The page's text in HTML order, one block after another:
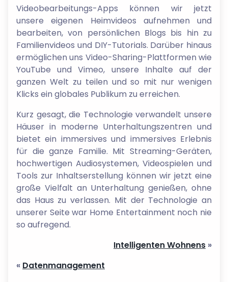
Videobearbeitungs-Apps können wir jetzt
unsere eigenen Heimvideos aufnehmen und
bearbeiten, von persönlichen Blogs bis hin zu
Familienvideos und DIY-Tutorials. Darüber hinaus
ermöglichen uns Video-Sharing-Plattformen wie
YouTube und Vimeo, unsere Inhalte auf der
ganzen Welt zu teilen und so mit nur wenigen
Klicks ein globales Publikum zu erreichen.
Kurz gesagt, die Technologie verwandelt unsere
Häuser in moderne Unterhaltungszentren und
bietet ein immersives und immersives Erlebnis
für die ganze Familie. Mit Streaming-Geräten,
hochwertigen Audiosystemen, Videospielen und
Tools zur Inhaltserstellung können wir jetzt eine
große Vielfalt an Unterhaltung genießen, ohne
das Haus zu verlassen. Mit der Technologie an
unserer Seite war Home Entertainment noch nie
so aufregend.
Intelligenten Wohnens »
« Datenmanagement